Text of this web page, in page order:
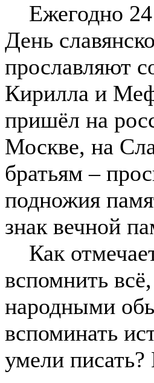
Ежегодно 24
День
прославляют
Кирилла и
пришёл на
Москве, на
братьям –
подножия
знак вечной
Как
вспомнить
народными
вспоминать
умели